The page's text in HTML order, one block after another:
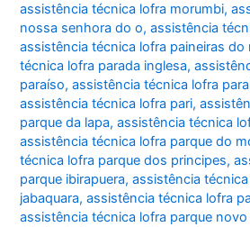
assistência técnica lofra morumbi,
nossa senhora do o,assistência
assistência técnica lofra paineiras do
técnica lofra parada inglesa,
paraíso,assistência técnica lofra
assistência técnica lofra pari,
parque da lapa,assistência técnica
assistência técnica lofra parque do
técnica lofra parque dos principes,
parque ibirapuera,assistência
jabaquara,assistência técnica lofra
assistência técnica lofra parque